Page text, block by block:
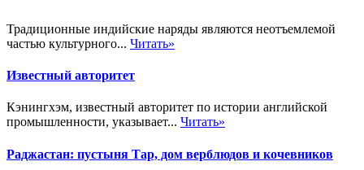
Традиционные индийские наряды являются неотъемлемой
частью культурного... Читать»
Известный авторитет
Кэнингхэм, известный авторитет по истории английской
промышленности, указывает... Читать»
Раджастан: пустыня Тар, дом верблюдов и кочевников